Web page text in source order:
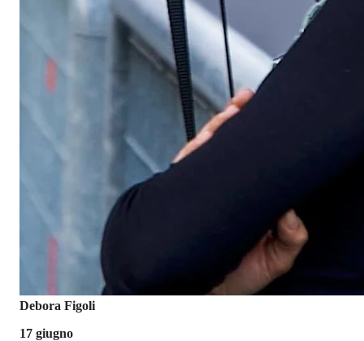
Debora Figoli
17 giugno